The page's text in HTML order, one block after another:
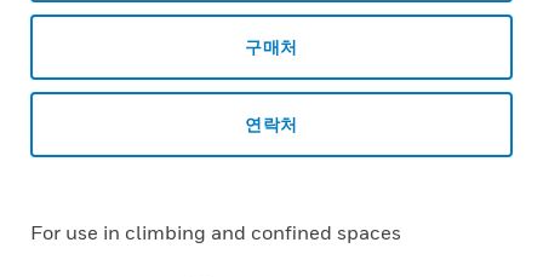
구매처
연락처
For use in climbing and confined spaces